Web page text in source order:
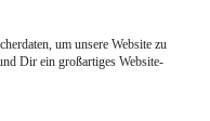
um unsere Website zu
Dir ein großartiges Website-